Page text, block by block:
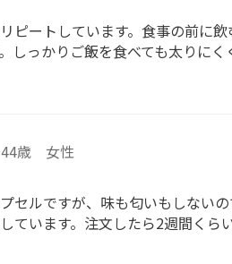
ピートしています。食事の前に
しっかりご飯を食べても太りに
歳 女性
セルですが、味も匂いもしない
ています。注文したら2週間くら